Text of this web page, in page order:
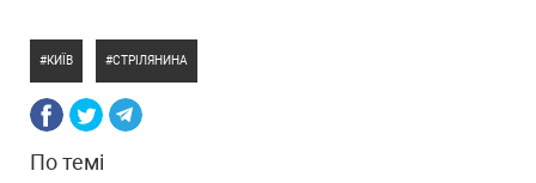
КИЇВ СТРІЛЯНИНА
По темі